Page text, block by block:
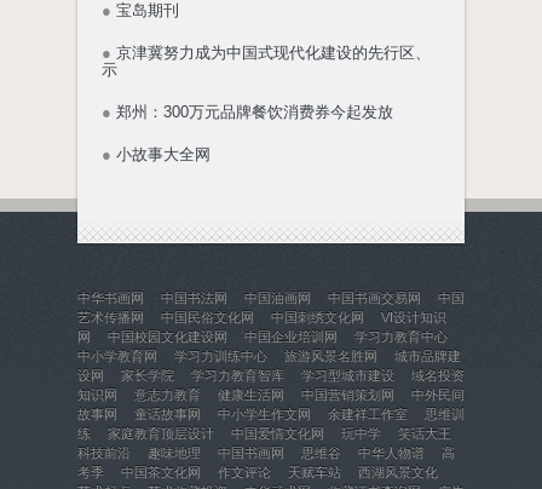
● 宝岛期刊
● 京津冀努力成为中国式现代化建设的先行区、
示
● 郑州：300万元品牌餐饮消费券今起发放
● 小故事大全网
中华书画网 中国书法网 中国油画网 中国书画交易网
中国
艺术传播网
中国民俗文化网 中国刺绣文化网
VI设计知识
网
中国校园文化建设网 中国企业培训网
学习力教育中心
中小学教育网
学习力训练中心 旅游风景名胜网
城市品牌建
设网
家长学院 学习力教育智库 学习型城市建设
域名投资
知识网
意志力教育 健康生活网 中国营销策划网
中外民间
故事网
童话故事网 中小学生作文网 余建祥工作室
思维训
练
家庭教育顶层设计 中国爱情文化网 玩中学
笑话大王
科技前沿
趣味地理 中国书画网 思维谷 中华人物谱
高
考季
中国茶文化网 作文评论 天赋车站
西湖风景文化